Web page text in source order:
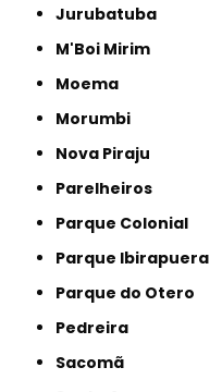
Jurubatuba
M'Boi Mirim
Moema
Morumbi
Nova Piraju
Parelheiros
Parque Colonial
Parque Ibirapuera
Parque do Otero
Pedreira
Sacomã